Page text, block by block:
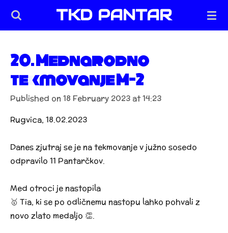
Skip
content
TKD PANTAR
20. Mednarodno
tekmovanje M-2
Published on 18 February 2023 at 14:23
Rugvica, 18.02.2023
Danes zjutraj se je na tekmovanje v južno sosedo
odpravilo 11 Pantarčkov.
Med otroci je nastopila
🥇 Tia, ki se po odličnemu nastopu lahko pohvali z
novo zlato medaljo 👏.